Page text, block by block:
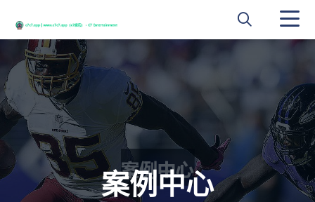
案例中心